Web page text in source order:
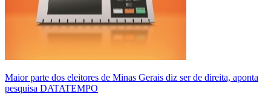
Maior parte dos eleitores de Minas Gerais diz ser de direita, aponta
pesquisa DATATEMPO